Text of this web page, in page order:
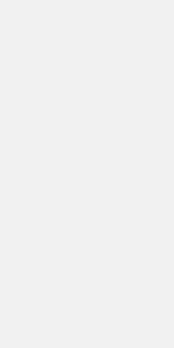
未来SUMIKA実験箱